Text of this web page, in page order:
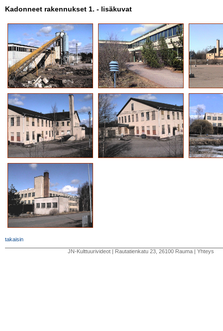
Kadonneet rakennukset 1. - lisäkuvat
takaisin
JN-Kulttuurivideot | Rautatienkatu 23, 26100 Rauma | Yhteys